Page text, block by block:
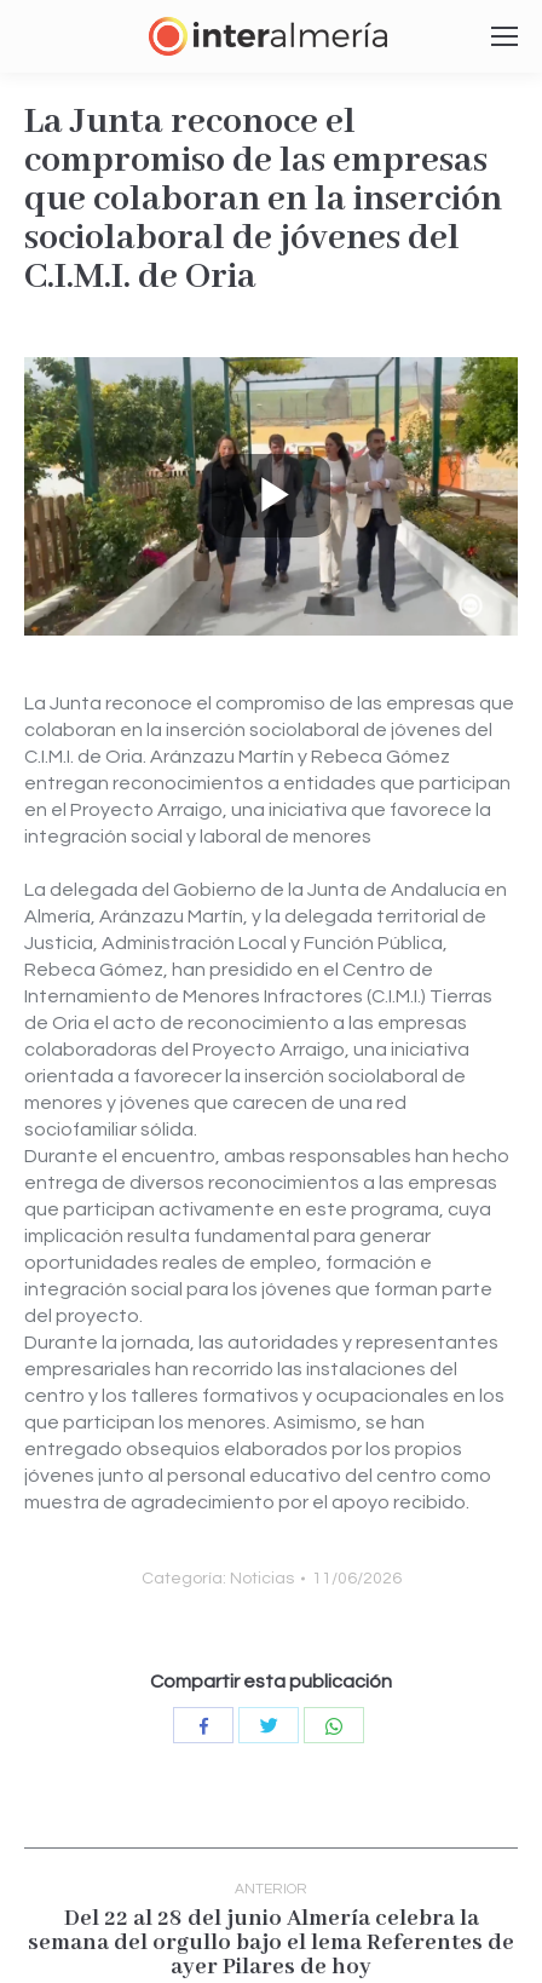
La Junta reconoce el
compromiso de las empresas
que colaboran en la inserción
sociolaboral de jóvenes del
C.I.M.I. de Oria
Play
Video
La Junta reconoce el compromiso de las empresas que
colaboran en la inserción sociolaboral de jóvenes del
C.I.M.I. de Oria. Aránzazu Martín y Rebeca Gómez
entregan reconocimientos a entidades que participan
en el Proyecto Arraigo, una iniciativa que favorece la
integración social y laboral de menores
La delegada del Gobierno de la Junta de Andalucía en
Almería, Aránzazu Martín, y la delegada territorial de
Justicia, Administración Local y Función Pública,
Rebeca Gómez, han presidido en el Centro de
Internamiento de Menores Infractores (C.I.M.I.) Tierras
de Oria el acto de reconocimiento a las empresas
colaboradoras del Proyecto Arraigo, una iniciativa
orientada a favorecer la inserción sociolaboral de
menores y jóvenes que carecen de una red
sociofamiliar sólida.
Durante el encuentro, ambas responsables han hecho
entrega de diversos reconocimientos a las empresas
que participan activamente en este programa, cuya
implicación resulta fundamental para generar
oportunidades reales de empleo, formación e
integración social para los jóvenes que forman parte
del proyecto.
Durante la jornada, las autoridades y representantes
empresariales han recorrido las instalaciones del
centro y los talleres formativos y ocupacionales en los
que participan los menores. Asimismo, se han
entregado obsequios elaborados por los propios
jóvenes junto al personal educativo del centro como
muestra de agradecimiento por el apoyo recibido.
Categoría: Noticias 11/06/2026
Compartir esta publicación
CompartirCompartir
publicaciones
ANTERIOR
Publicación
anterior:
Del 22 al 28 del junio Almería celebra la
semana del orgullo bajo el lema Referentes de
ayer Pilares de hoy